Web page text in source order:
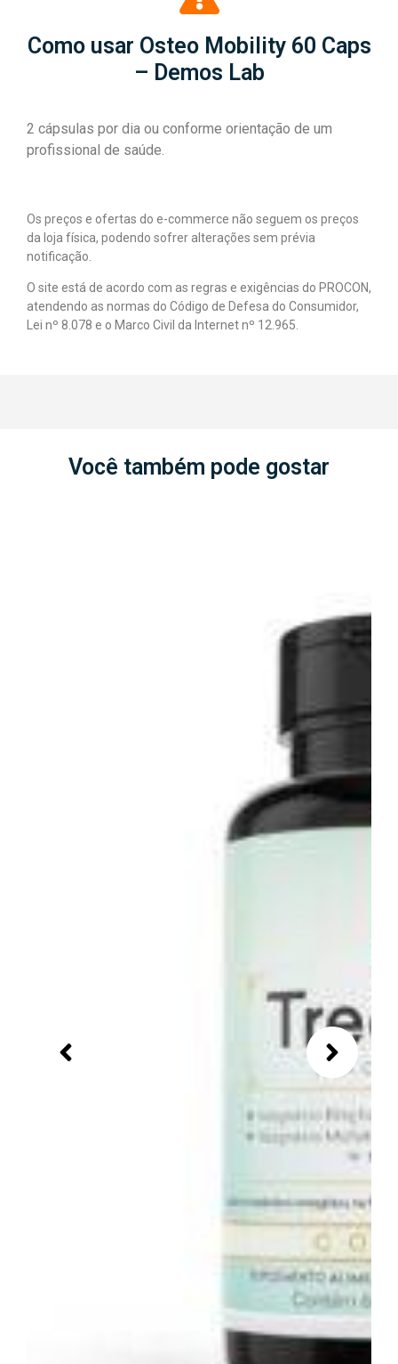
Como usar Osteo Mobility 60 Caps
– Demos Lab
2 cápsulas por dia ou conforme orientação de um
profissional de saúde.
Os preços e ofertas do e-commerce não seguem os preços
da loja física, podendo sofrer alterações sem prévia
notificação.
O site está de acordo com as regras e exigências do PROCON,
atendendo as normas do Código de Defesa do Consumidor,
Lei nº 8.078 e o Marco Civil da Internet nº 12.965.
Você também pode gostar